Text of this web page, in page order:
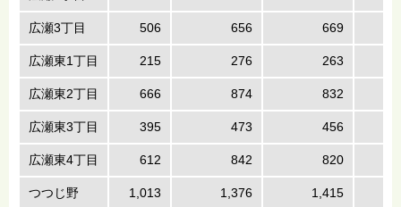
広瀬3丁目 506 656 669
広瀬東1丁目 215 276 263
広瀬東2丁目 666 874 832
広瀬東3丁目 395 473 456
広瀬東4丁目 612 842 820
つつじ野 1,013 1,376 1,415